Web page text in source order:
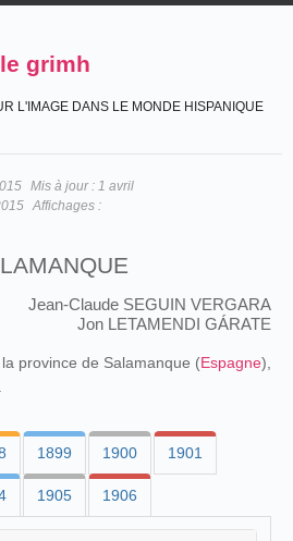
le grimh
L'IMAGE DANS LE MONDE HISPANIQUE
Mis à jour : 1 avril
Affichages :
Jean-Claude SEGUIN VERGARA
Jon LETAMENDI GÁRATE
province de Salamanque (Espagne),
1899 1900 1901
1905 1906